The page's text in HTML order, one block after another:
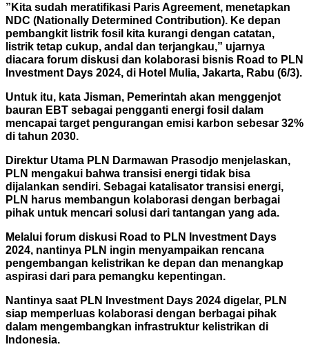
”Kita sudah meratifikasi Paris Agreement, menetapkan
NDC (Nationally Determined Contribution). Ke depan
pembangkit listrik fosil kita kurangi dengan catatan,
listrik tetap cukup, andal dan terjangkau,” ujarnya
diacara forum diskusi dan kolaborasi bisnis Road to PLN
Investment Days 2024, di Hotel Mulia, Jakarta, Rabu (6/3).
Untuk itu, kata Jisman, Pemerintah akan menggenjot
bauran EBT sebagai pengganti energi fosil dalam
mencapai target pengurangan emisi karbon sebesar 32%
di tahun 2030.
Direktur Utama PLN Darmawan Prasodjo menjelaskan,
PLN mengakui bahwa transisi energi tidak bisa
dijalankan sendiri. Sebagai katalisator transisi energi,
PLN harus membangun kolaborasi dengan berbagai
pihak untuk mencari solusi dari tantangan yang ada.
Melalui forum diskusi Road to PLN Investment Days
2024, nantinya PLN ingin menyampaikan rencana
pengembangan kelistrikan ke depan dan menangkap
aspirasi dari para pemangku kepentingan.
Nantinya saat PLN Investment Days 2024 digelar, PLN
siap memperluas kolaborasi dengan berbagai pihak
dalam mengembangkan infrastruktur kelistrikan di
Indonesia.